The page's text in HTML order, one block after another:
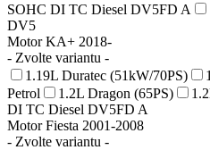
SOHC DI TC Diesel DV5FD A
DV5
Motor KA+ 2018-
- Zvolte variantu -
1.19L Duratec (51kW/70PS)
Petrol
1.2L Dragon (65PS)
DI TC Diesel DV5FD A
Motor Fiesta 2001-2008
- Zvolte variantu -